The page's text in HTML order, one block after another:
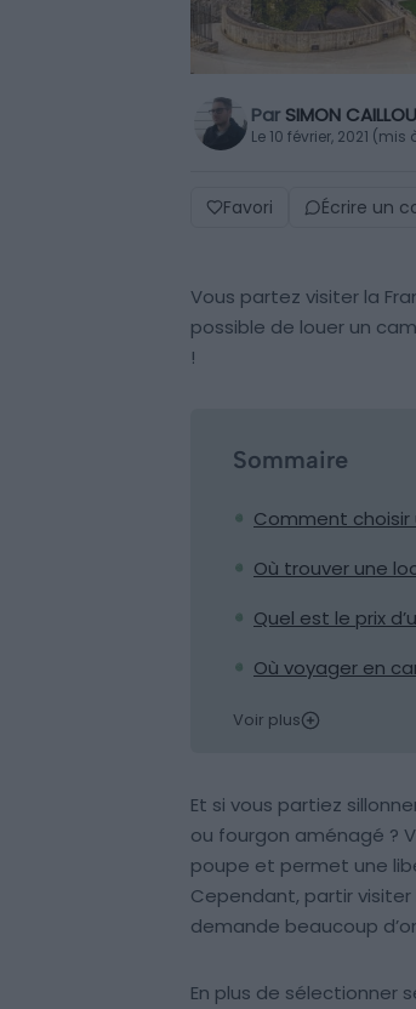
Par SIMON
Le 10 février, 2021
Favori Écrire un
Vous partez visiter la
possible de louer un
!
Sommaire
Comment choisir
Où trouver une
Quel est le prix
Où voyager en
Voir plus
Et si vous partiez
ou fourgon aménagé ?
poupe et permet une
Cependant, partir visiter
demande beaucoup
En plus de sélectionner